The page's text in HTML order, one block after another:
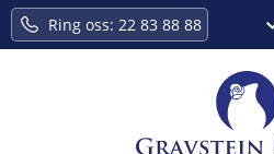
Ring oss: 22 83 88 88